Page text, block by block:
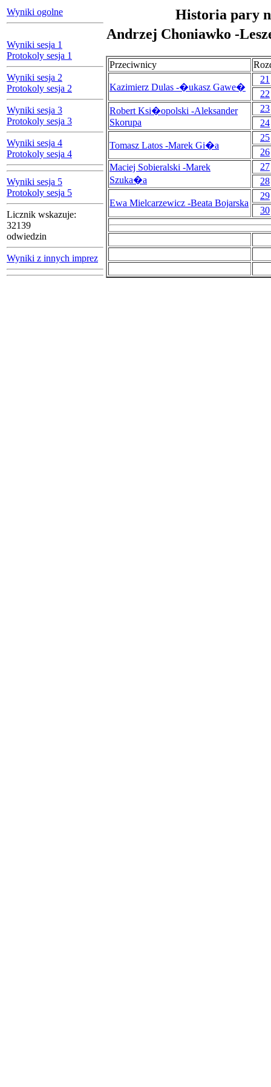
Wyniki ogolne
Wyniki sesja 1
Protokoly sesja 1
Wyniki sesja 2
Protokoly sesja 2
Wyniki sesja 3
Protokoly sesja 3
Wyniki sesja 4
Protokoly sesja 4
Wyniki sesja 5
Protokoly sesja 5
Licznik wskazuje:
32139
odwiedzin
Wyniki z innych imprez
Historia pary
Andrzej Choniawko -
Przeciwnicy
Kazimierz Dulas -�ukasz Gawe�
21
22
Robert Ksi�opolski -Aleksander
Skorupa
23
24
Tomasz Latos -Marek Gi�a
25
26
Maciej Sobieralski -Marek
Szuka�a
27
28
Ewa Mielcarzewicz -Beata Bojarska
29
30